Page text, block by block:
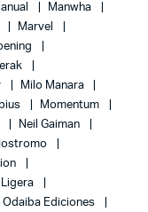
Manwha
Marvel
Milo Manara
Momentum
Neil Gaiman
Odaiba Ediciones